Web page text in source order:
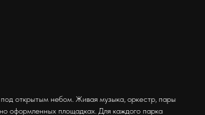
открытым небом. Живая музыка, оркестр, пары
оформленных площадках. Для каждого парка